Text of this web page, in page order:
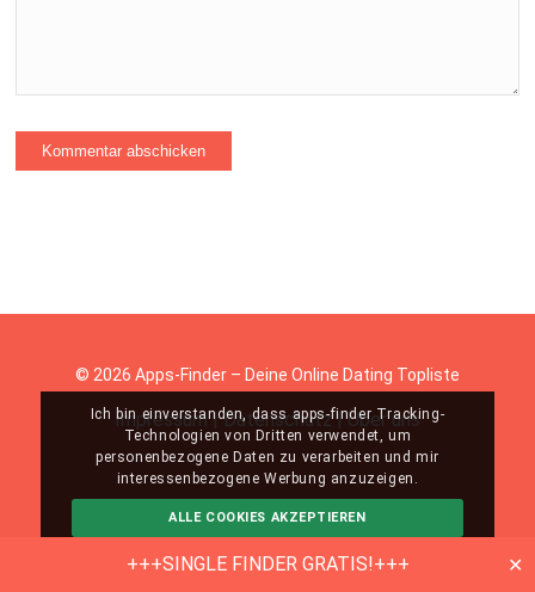
+++SINGLE FINDER GRATIS!+++ ✕
© 2026 Apps-Finder – Deine Online Dating Topliste
Impressum|Datenschutz|Über uns
Ich bin einverstanden, dass apps-finder Tracking-
Technologien von Dritten verwendet, um
personenbezogene Daten zu verarbeiten und mir
interessenbezogene Werbung anzuzeigen.
ALLE COOKIES AKZEPTIEREN
ABLEHNEN MEHR INFO